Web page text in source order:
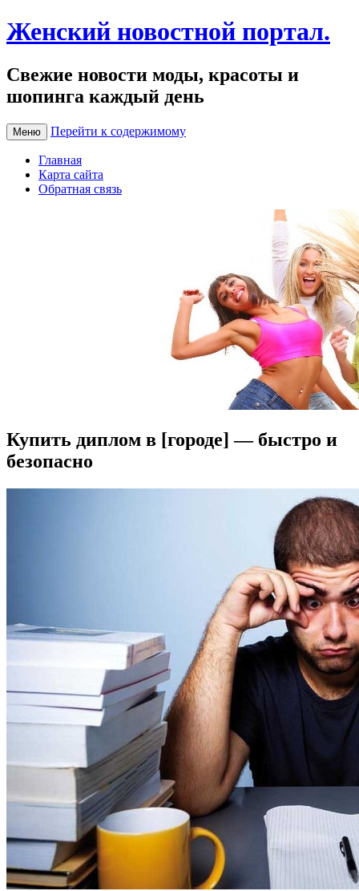
Женский новостной портал.
Свежие новости моды, красоты и
шопинга каждый день
Меню Перейти к содержимому
Главная
Карта сайта
Обратная связь
Купить диплом в [городе] — быстро и
безопасно